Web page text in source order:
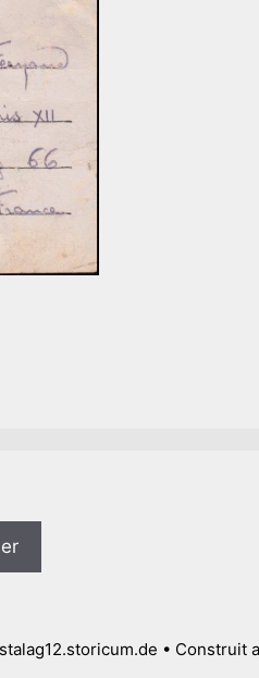
• Construit